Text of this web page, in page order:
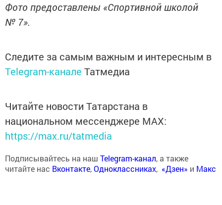
Фото предоставлены «Спортивной школой
№ 7».
Следите за самым важным и интересным в
Telegram-канале Татмедиа
Читайте новости Татарстана в
национальном мессенджере MАХ:
https://max.ru/tatmedia
Подписывайтесь на наш Telegram-канал, а также
читайте нас Вконтакте,Одноклассниках, «Дзен» и Макс